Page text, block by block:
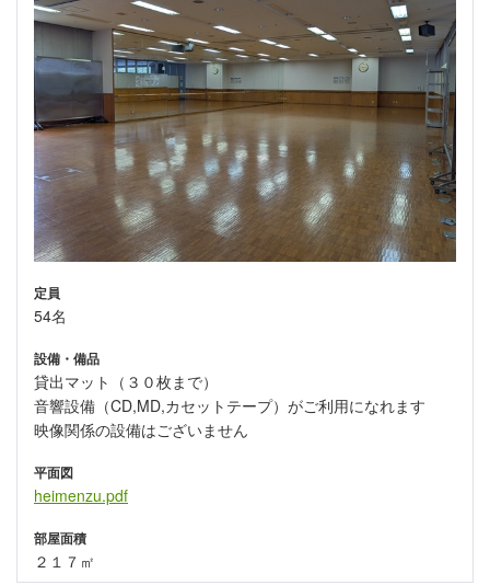
定員
54名
設備・備品
貸出マット（３０枚まで）
音響設備（CD,MD,カセットテープ）がご利用になれます
映像関係の設備はございません
平面図
heimenzu.pdf
部屋面積
２１７㎡